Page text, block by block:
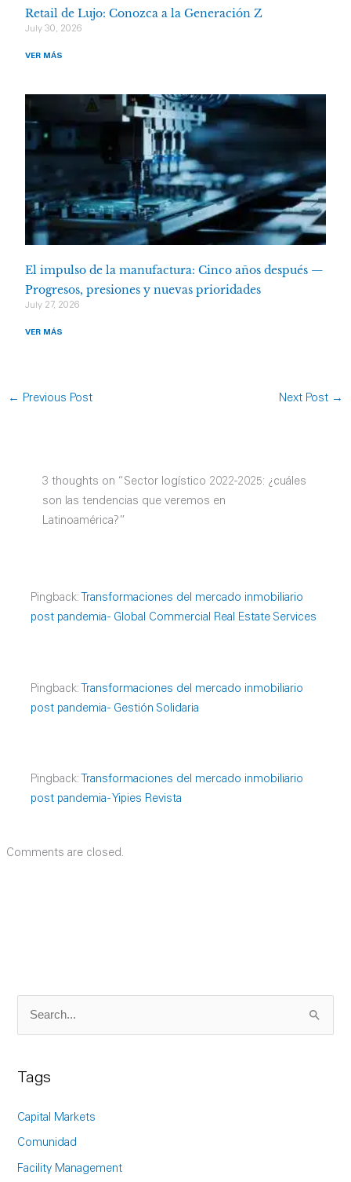
Retail de Lujo: Conozca a la Generación Z
July 30, 2026
VER MÁS
El impulso de la manufactura: Cinco años después —
Progresos, presiones y nuevas prioridades
July 27, 2026
VER MÁS
← Previous Post Next Post →
3 thoughts on “Sector logístico 2022-2025: ¿cuáles
son las tendencias que veremos en
Latinoamérica?”
Pingback: Transformaciones del mercado inmobiliario
post pandemia - Global Commercial Real Estate Services
Pingback:
Transformaciones del mercado inmobiliario
post pandemia - Gestión Solidaria
Pingback: Transformaciones del mercado inmobiliario
post pandemia - Yipies Revista
Comments are closed.
c
Tags
Capital Markets
Comunidad
Facility Management